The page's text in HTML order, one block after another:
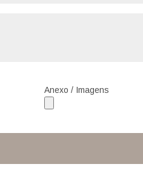
Anexo / Imagens